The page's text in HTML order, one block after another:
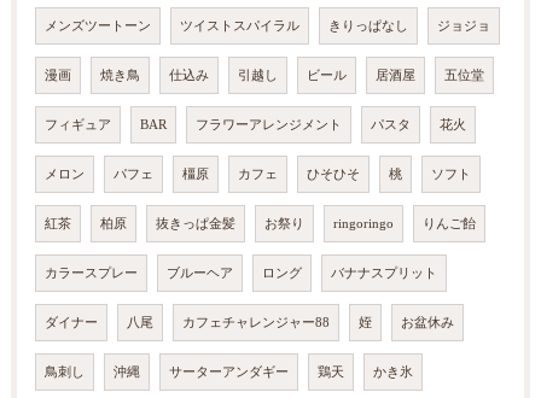
メンズツートーン ツイストスパイラル きりっぱなし ジョジョ
漫画 焼き鳥 仕込み 引越し ビール 居酒屋 五位堂
フィギュア BAR フラワーアレンジメント パスタ 花火
メロン パフェ 橿原 カフェ ひそひそ 桃 ソフト
紅茶 柏原 抜きっぱ金髪 お祭り ringoringo りんご飴
カラースプレー ブルーヘア ロング バナナスプリット
ダイナー 八尾 カフェチャレンジャー88 姪 お盆休み
鳥刺し 沖縄 サーターアンダギー 鶏天 かき氷